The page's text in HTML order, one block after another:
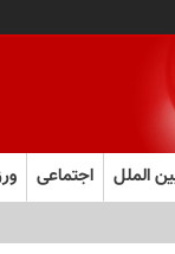
الملل اجتماعی